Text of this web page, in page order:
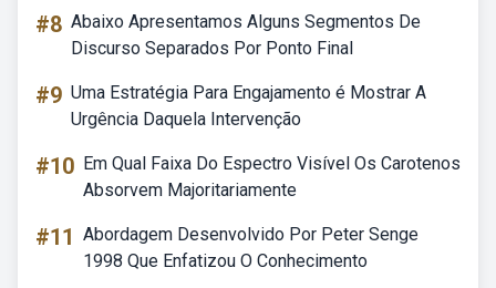
#8 Abaixo Apresentamos Alguns Segmentos De
Discurso Separados Por Ponto Final
#9 Uma Estratégia Para Engajamento é Mostrar A
Urgência Daquela Intervenção
#10 Em Qual Faixa Do Espectro Visível Os Carotenos
Absorvem Majoritariamente
#11 Abordagem Desenvolvido Por Peter Senge
1998 Que Enfatizou O Conhecimento